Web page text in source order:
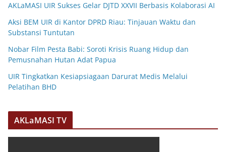
AKLaMASI UIR Sukses Gelar DJTD XXVII Berbasis Kolaborasi AI
Aksi BEM UIR di Kantor DPRD Riau: Tinjauan Waktu dan
Substansi Tuntutan
Nobar Film Pesta Babi: Soroti Krisis Ruang Hidup dan
Pemusnahan Hutan Adat Papua
UIR Tingkatkan Kesiapsiagaan Darurat Medis Melalui
Pelatihan BHD
AKLaMASI TV